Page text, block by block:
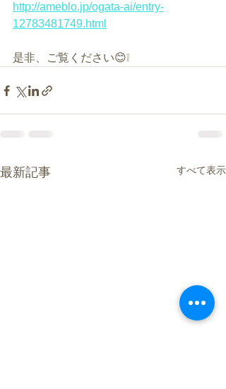
http://ameblo.jp/ogata-ai/entry-
12783481749.html
是非、ご覧ください😊❕
最新記事 すべて表示